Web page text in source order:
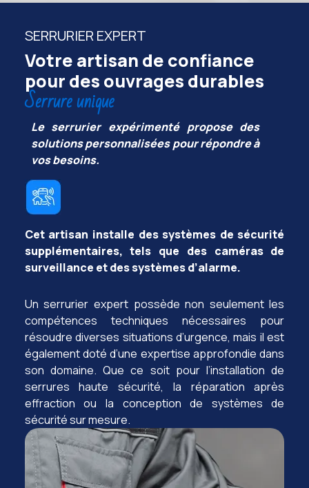
SERRURIER EXPERT
Votre artisan de confiance
pour des ouvrages durables
Serrure unique
Le serrurier expérimenté propose des
solutions personnalisées pour répondre à
vos besoins.
Cet artisan installe des systèmes de sécurité
supplémentaires, tels que des caméras de
surveillance et des systèmes d’alarme.
Un serrurier expert possède non seulement les
compétences techniques nécessaires pour
résoudre diverses situations d’urgence, mais il est
également doté d’une expertise approfondie dans
son domaine. Que ce soit pour l’installation de
serrures haute sécurité, la réparation après
effraction ou la conception de systèmes de
sécurité sur mesure.